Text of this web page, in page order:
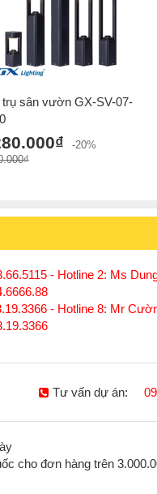
bị điện cho nhiều
sân vườn GX-SV-07-
-20%
- Hotline 2: Ms
- Hotline 8: Mr
Tư vấn dự án:
cho đơn hàng trên